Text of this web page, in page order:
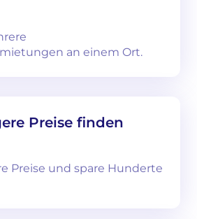
an einem Ort.
Preise finden
Preise und spare Hunderte